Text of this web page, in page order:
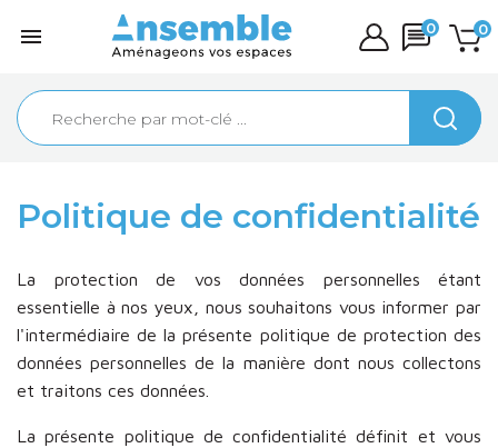
 0
0
Politique de confidentialité
La protection de vos données personnelles étant
essentielle à nos yeux, nous souhaitons vous informer par
l'intermédiaire de la présente politique de protection des
données personnelles de la manière dont nous collectons
et traitons ces données.
La présente politique de confidentialité définit et vous